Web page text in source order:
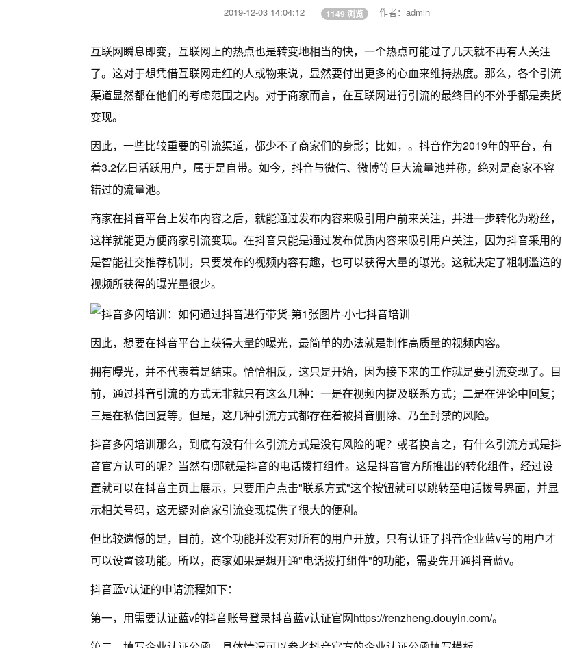
2019-12-03 14:04:12 1149 浏览 作者：admin
互联网瞬息即变，互联网上的热点也是转变地相当的快，一个热点可能过了几天就不再有人关注
了。这对于想凭借互联网走红的人或物来说，显然要付出更多的心血来维持热度。那么，各个引流
渠道显然都在他们的考虑范围之内。对于商家而言，在互联网进行引流的最终目的不外乎都是卖货
变现。
因此，一些比较重要的引流渠道，都少不了商家们的身影；比如，。抖音作为2019年的平台，有
着3.2亿日活跃用户，属于是自带。如今，抖音与微信、微博等巨大流量池并称，绝对是商家不容
错过的流量池。
商家在抖音平台上发布内容之后，就能通过发布内容来吸引用户前来关注，并进一步转化为粉丝，
这样就能更方便商家引流变现。在抖音只能是通过发布优质内容来吸引用户关注，因为抖音采用的
是智能社交推荐机制，只要发布的视频内容有趣，也可以获得大量的曝光。这就决定了粗制滥造的
视频所获得的曝光量很少。
因此，想要在抖音平台上获得大量的曝光，最简单的办法就是制作高质量的视频内容。
拥有曝光，并不代表着是结束。恰恰相反，这只是开始，因为接下来的工作就是要引流变现了。目
前，通过抖音引流的方式无非就只有这么几种：一是在视频内提及联系方式；二是在评论中回复；
三是在私信回复等。但是，这几种引流方式都存在着被抖音删除、乃至封禁的风险。
抖音多闪培训那么，到底有没有什么引流方式是没有风险的呢？或者换言之，有什么引流方式是抖
音官方认可的呢？当然有!那就是抖音的电话拨打组件。这是抖音官方所推出的转化组件，经过设
置就可以在抖音主页上展示，只要用户点击"联系方式"这个按钮就可以跳转至电话拨号界面，并显
示相关号码，这无疑对商家引流变现提供了很大的便利。
但比较遗憾的是，目前，这个功能并没有对所有的用户开放，只有认证了抖音企业蓝v号的用户才
可以设置该功能。所以，商家如果是想开通"电话拨打组件"的功能，需要先开通抖音蓝v。
抖音蓝v认证的申请流程如下：
第一，用需要认证蓝v的抖音账号登录抖音蓝v认证官网https://renzheng.douyin.com/。